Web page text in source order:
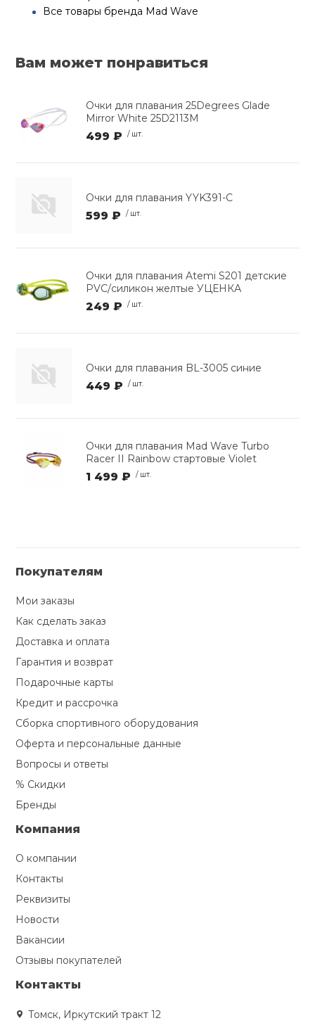
Все товары бренда Mad Wave
Вам может понравиться
Очки для плавания 25Degrees Glade
Mirror White 25D2113M
499 ₽ / шт.
Очки для плавания YYK391-C
599 ₽ / шт.
Очки для плавания Atemi S201 детские
PVC/силикон желтые УЦЕНКА
249 ₽ / шт.
Очки для плавания BL-3005 синие
449 ₽ / шт.
Очки для плавания Mad Wave Turbo
Racer II Rainbow стартовые Violet
1 499 ₽ / шт.
Покупателям
Мои заказы
Как сделать заказ
Доставка и оплата
Гарантия и возврат
Подарочные карты
Кредит и рассрочка
Сборка спортивного оборудования
Оферта и персональные данные
Вопросы и ответы
% Скидки
Бренды
Компания
О компании
Контакты
Реквизиты
Новости
Вакансии
Отзывы покупателей
Контакты
Томск, Иркутский тракт 12